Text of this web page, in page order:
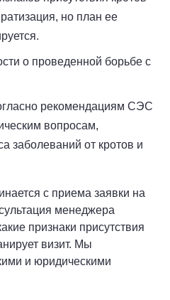
но план ее
о проведенной борьбе с
рекомендациям СЭС
вопросам,
заболеваний от кротов и
с приема заявки на
менеджера
признаки присутствия
визит. Мы
и юридическими